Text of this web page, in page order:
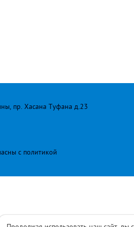
пр. Хасана Туфана д.23
с политикой